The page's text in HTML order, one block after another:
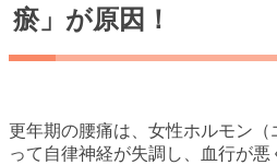
瘀」が原因！
更年期の腰痛は、女性ホルモン（
って自律神経が失調し、血行が